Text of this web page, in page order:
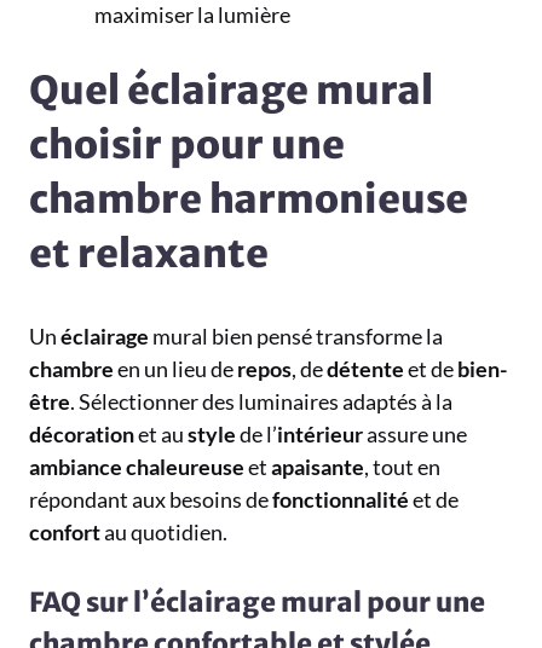
maximiser la lumière
Quel éclairage mural
choisir pour une
chambre harmonieuse
et relaxante
Unéclairage mural bien pensé transforme la
chambreen un lieu derepos, dedétenteet debien-
être. Sélectionner des luminaires adaptés à la
décorationet austylede l’intérieurassure une
ambiancechaleureuseetapaisante, tout en
répondant aux besoins defonctionnalitéet de
confortau quotidien.
FAQ sur l’éclairage mural pour une